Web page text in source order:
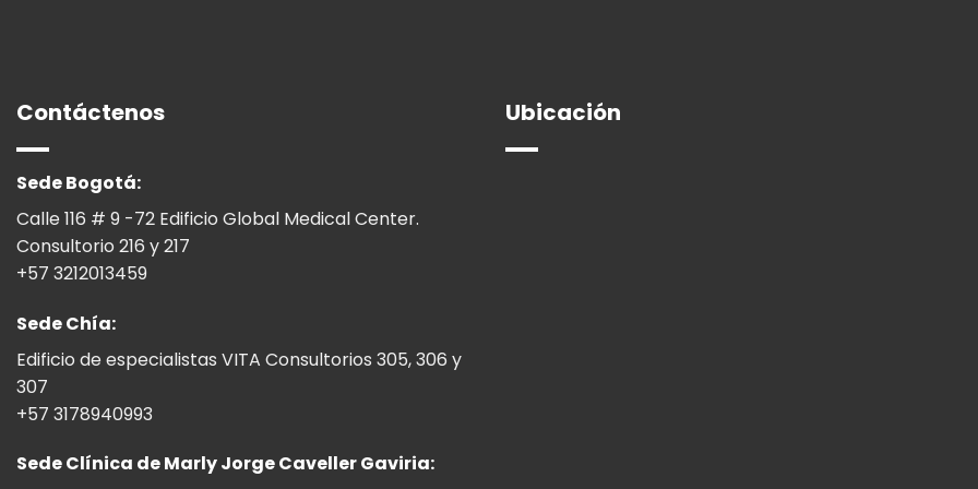
Contáctenos
Sede Bogotá:
Calle 116 # 9 -72 Edificio Global Medical Center.
Consultorio 216 y 217
+57 3212013459
Sede Chía:
Edificio de especialistas VITA Consultorios 305, 306 y
307
+57 3178940993
Sede Clínica de Marly Jorge Caveller Gaviria:
Ubicación